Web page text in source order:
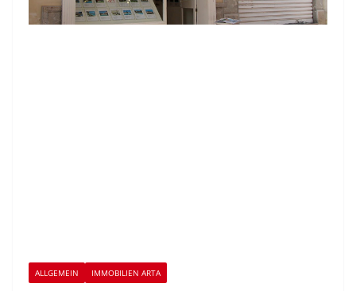
ALLGEMEIN IMMOBILIEN ARTA